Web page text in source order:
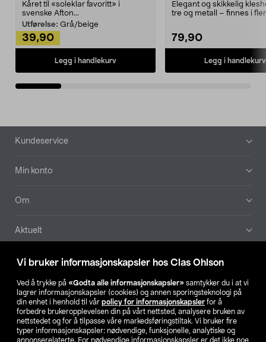
Vi bruker informasjonskapsler hos Clas Ohlson
Ved å trykke på «Godta alle informasjonskapsler» samtykker du i at vi
lagrer informasjonskapsler (cookies) og annen sporingsteknologi på
din enhet i henhold til vår policy for informasjonskapsler for å
forbedre brukeropplevelsen din på vårt nettsted, analysere bruken av
nettstedet og for å tilpasse våre markedsføringstiltak. Vi bruker fire
typer informasjonskapsler: nødvendige, funksjonelle, analytiske og
annonserelaterte. For nødvendige informasjonskapsler er det ikke noe
Kåret til «soleklar favoritt» i
svenske Afton...
Utførelse: Grå/beige
39,90
Legg i handlekurv
Elegant og skikkelig
tre og metall – finnes i
79,90
Legg i handlekurv
Bunntekst
Kundeservice
Min konto
Om
Aktuelt
Våre selskaper
Finn din butikk
SE NO FI